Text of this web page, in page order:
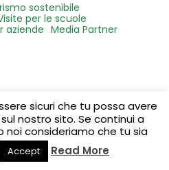
sostenibile
per le scuole
aziende Media Partner
sicuri che tu possa avere
nostro sito. Se continui a
noi consideriamo che tu sia
Accept Read More